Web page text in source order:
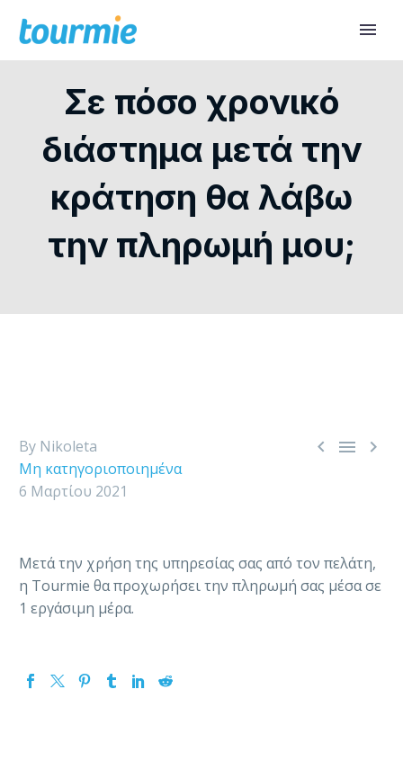
Σε πόσο χρονικό
διάστημα μετά την
κράτηση θα λάβω
την πληρωμή μου;
  
By Nikoleta
Μη κατηγοριοποιημένα
6 Μαρτίου 2021
Μετά την χρήση της υπηρεσίας σας από τον πελάτη,
η Tourmie θα προχωρήσει την πληρωμή σας μέσα σε
1 εργάσιμη μέρα.